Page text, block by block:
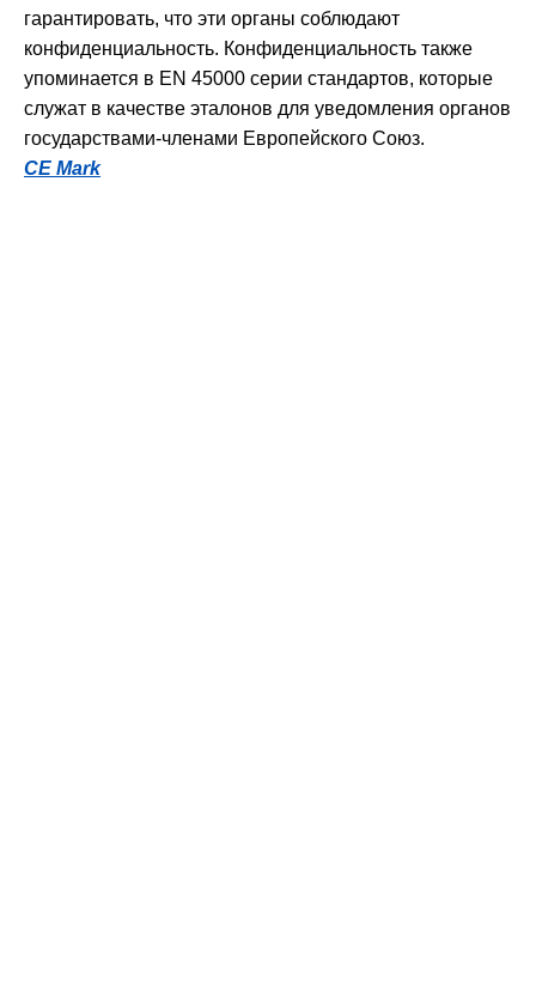
гарантировать, что эти органы соблюдают
конфиденциальность. Конфиденциальность также
упоминается в EN 45000 серии стандартов, которые
служат в качестве эталонов для уведомления органов
государствами-членами Европейского Союз.
CE Mark